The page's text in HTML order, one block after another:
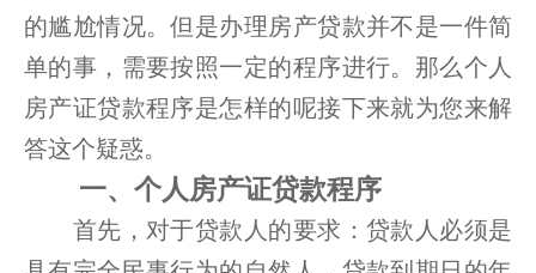
的尴尬情况。但是办理房产贷款并不是一件简
单的事，需要按照一定的程序进行。那么个人
房产证贷款程序是怎样的呢接下来就为您来解
答这个疑惑。
一、个人房产证贷款程序
首先，对于贷款人的要求：贷款人必须是